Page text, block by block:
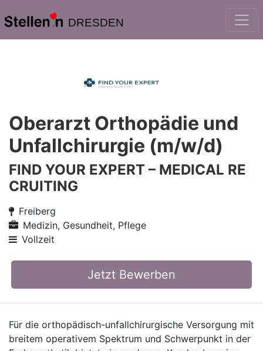
DRESDEN
Oberarzt Orthopädie und
Unfallchirurgie (m/w/d)
FIND YOUR EXPERT – MEDICAL RE
CRUITING
Freiberg
Medizin, Gesundheit, Pflege
Vollzeit
Jetzt Bewerben
Für die orthopädisch-unfallchirurgische Versorgung mit
breitem operativem Spektrum und Schwerpunkt in der